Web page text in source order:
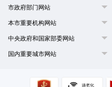
市政府部门网站
本市重要机构网站
中央政府和国家部委网站
国内重要城市网站